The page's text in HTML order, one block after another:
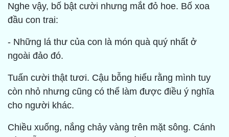
Nghe vậy, bố bật cười nhưng mắt đỏ hoe. Bố xoa
đầu con trai:
- Những lá thư của con là món quà quý nhất ở
ngoài đảo đó.
Tuấn cười thật tươi. Cậu bỗng hiểu rằng mình tuy
còn nhỏ nhưng cũng có thể làm được điều ý nghĩa
cho người khác.
Chiều xuống, nắng chảy vàng trên mặt sông. Cánh